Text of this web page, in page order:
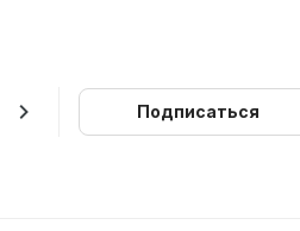
Подписаться